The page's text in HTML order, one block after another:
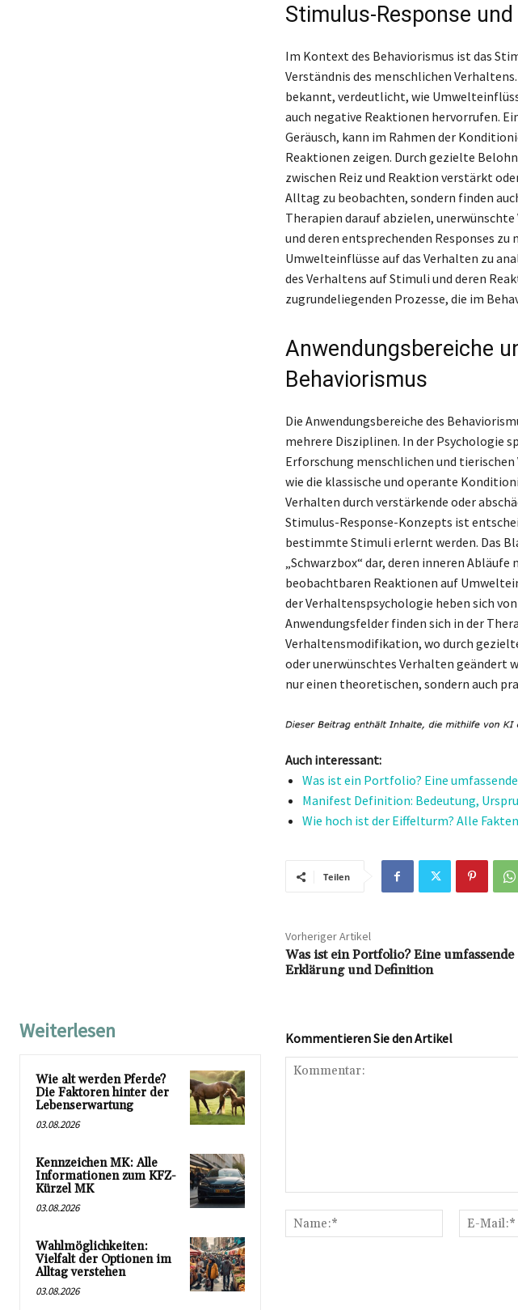
Stimulus-Response und
Im Kontext des Behaviorismus ist das
Verständnis des menschlichen
bekannt, verdeutlicht, wie
auch negative Reaktionen hervorrufen.
Geräusch, kann im Rahmen der
Reaktionen zeigen. Durch gezielte
zwischen Reiz und Reaktion verstärkt
Alltag zu beobachten, sondern finden
Therapien darauf abzielen,
und deren entsprechenden Responses
Umwelteinflüsse auf das Verhalten zu
des Verhaltens auf Stimuli und deren
zugrundeliegenden Prozesse, die im
Anwendungsbereiche
Behaviorismus
Die Anwendungsbereiche des
mehrere Disziplinen. In der Psychologie
Erforschung menschlichen und
wie die klassische und operante
Verhalten durch verstärkende oder
Stimulus-Response-Konzepts ist
bestimmte Stimuli erlernt werden. Das
„Schwarzbox“ dar, deren inneren
beobachtbaren Reaktionen auf
der Verhaltenspsychologie heben sich
Anwendungsfelder finden sich in der
Verhaltensmodifikation, wo durch
oder unerwünschtes Verhalten geändert
nur einen theoretischen, sondern auch
Auch interessant:
Was ist ein Portfolio? Eine
Manifest Definition: Bedeutung,
Wie hoch ist der Eiffelturm? Alle
Teilen
Vorheriger Artikel
Was ist ein Portfolio? Eine umfassende
Erklärung und Definition
Weiterlesen
Wie alt werden Pferde?
Die Faktoren hinter der
Lebenserwartung
03.08.2026
Kennzeichen MK: Alle
Informationen zum KFZ-
Kürzel MK
03.08.2026
Wahlmöglichkeiten:
Vielfalt der Optionen im
Alltag verstehen
03.08.2026
Kommentieren Sie den Artikel
Name:*